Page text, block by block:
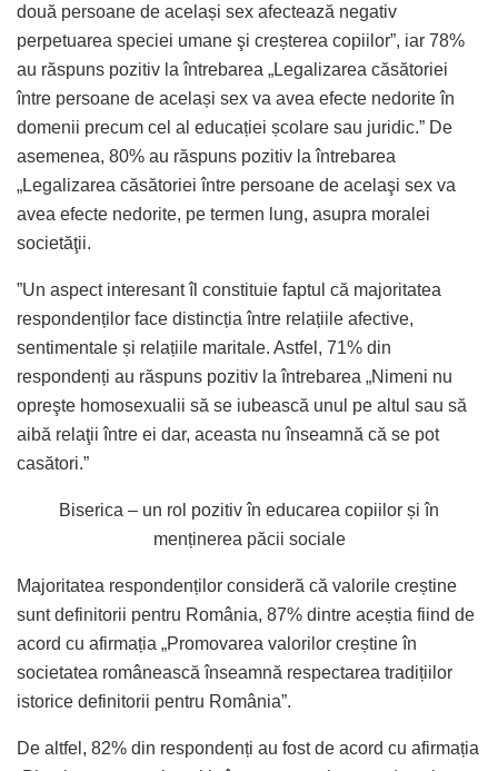
două persoane de același sex afectează negativ
perpetuarea speciei umane şi creșterea copiilor”, iar 78%
au răspuns pozitiv la întrebarea „Legalizarea căsătoriei
între persoane de același sex va avea efecte nedorite în
domenii precum cel al educației școlare sau juridic.” De
asemenea, 80% au răspuns pozitiv la întrebarea
„Legalizarea căsătoriei între persoane de acelaşi sex va
avea efecte nedorite, pe termen lung, asupra moralei
societăţii.
”Un aspect interesant îl constituie faptul că majoritatea
respondenților face distincția între relațiile afective,
sentimentale și relațiile maritale. Astfel, 71% din
respondenți au răspuns pozitiv la întrebarea „Nimeni nu
opreşte homosexualii să se iubească unul pe altul sau să
aibă relaţii între ei dar, aceasta nu înseamnă că se pot
casători.”
Biserica – un rol pozitiv în educarea copiilor și în
menținerea păcii sociale
Majoritatea respondenților consideră că valorile creștine
sunt definitorii pentru România, 87% dintre aceștia fiind de
acord cu afirmația „Promovarea valorilor creștine în
societatea românească înseamnă respectarea tradițiilor
istorice definitorii pentru România”.
De altfel, 82% din respondenți au fost de acord cu afirmația